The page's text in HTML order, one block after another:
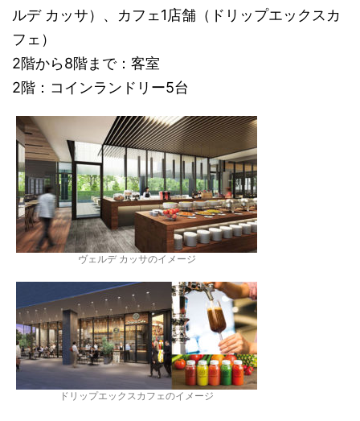
ルデ カッサ）、カフェ1店舗（ドリップエックスカ
フェ）
2階から8階まで：客室
2階：コインランドリー5台
ヴェルデ カッサのイメージ
ドリップエックスカフェのイメージ